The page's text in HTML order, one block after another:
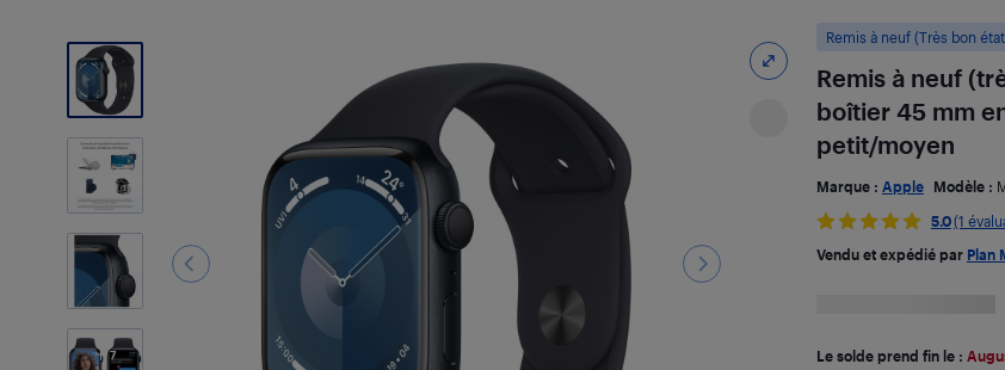
7
Remis à neuf (Très bon
Remis à neuf
boîtier 45 mm
petit/moyen
Marque : Apple Modèle :
5.0(1
Vendu et expédié par Plan
Le solde prend fin le :